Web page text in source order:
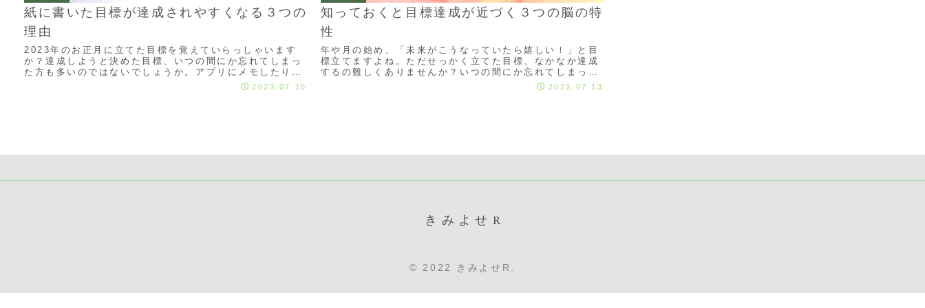
紙に書いた目標が達成されやすくなる３つの
理由
2023年のお正月に立てた目標を覚えていらっしゃいます
か？達成しようと決めた目標、いつの間にか忘れてしまっ
た方も多いのではないでしょうか。アプリにメモしたり、
SNSで発信したりした方も多いと思います。...2023.07.15
知っておくと目標達成が近づく３つの脳の特
性
年や月の始め、「未来がこうなっていたら嬉しい！」と目
標立てますよね。ただせっかく立てた目標、なかなか達成
するの難しくありませんか？いつの間にか忘れてしまった
り、前と同じ目標立ててしまったりを繰り返す経...2023.07.13
きみよせR
© 2022 きみよせR.